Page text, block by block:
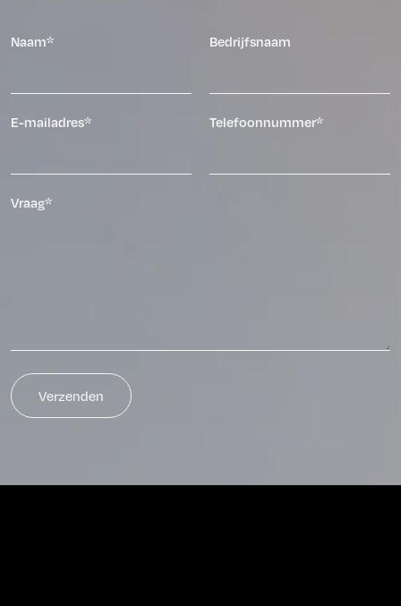
Naam* Bedrijfsnaam
E-mailadres* Telefoonnummer*
Vraag*